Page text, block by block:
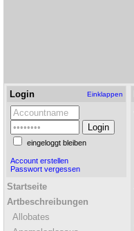
Login Einklappen
eingeloggt bleiben
Account erstellen
Passwort vergessen
Startseite
Artbeschreibungen
Allobates